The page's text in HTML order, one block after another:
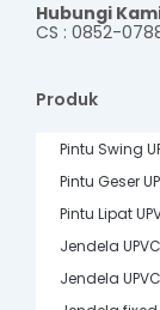
Hubungi
CS : 0852-
Produk
Pintu Swing
Pintu Geser
Pintu Lipat
Jendela
Jendela